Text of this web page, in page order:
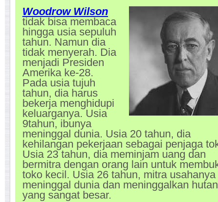
Woodrow Wilson
tidak bisa membaca
hingga usia sepuluh
tahun. Namun dia
tidak menyerah. Dia
menjadi Presiden
Amerika ke-28.
Pada usia tujuh
tahun, dia harus
bekerja menghidupi
keluarganya. Usia
9tahun, ibunya
meninggal dunia. Usia 20 tahun, dia
kehilangan pekerjaan sebagai penjaga
Usia 23 tahun, dia meminjam uang dan
bermitra dengan orang lain untuk
toko kecil. Usia 26 tahun, mitra usahanya
meninggal dunia dan meninggalkan
yang sangat besar.